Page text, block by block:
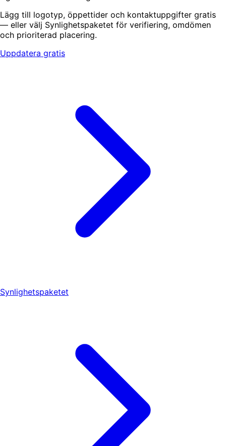
Lägg till logotyp, öppettider och kontaktuppgifter gratis
— eller välj Synlighetspaketet för verifiering, omdömen
och prioriterad placering.
Uppdatera gratis
Synlighetspaketet